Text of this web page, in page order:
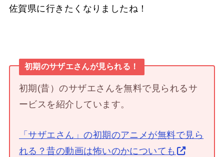
佐賀県に行きたくなりましたね！
初期のサザエさんが見られる！
初期(昔）のサザエさんを無料で見られるサ
ービスを紹介しています。
「サザエさん」の初期のアニメが無料で見ら
れる？昔の動画は怖いのかについても